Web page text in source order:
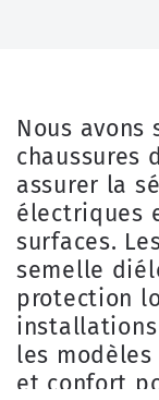
Nous
chaussures
assurer la
électriques
surfaces.
semelle
protection
les
et confort